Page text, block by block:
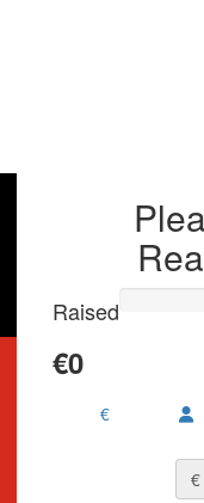
Raised
€0
€
€